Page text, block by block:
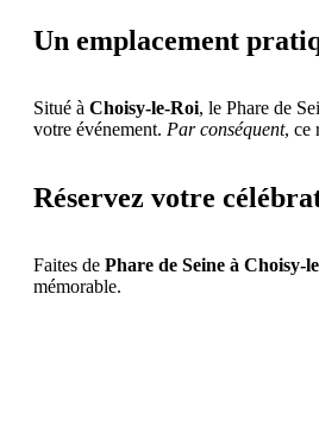
Un emplacement
Situé à Choisy-le-Roi, le Phare de
votre événement. Par conséquent, ce
Réservez votre
Faites de Phare de Seine à Choisy-
mémorable.